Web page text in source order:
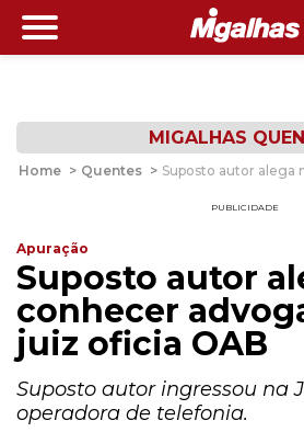
MIGALHAS
Home > Quentes > Suposto autor alega
PUBLICIDADE
Apuração
Suposto autor
conhecer
juiz oficia OAB
Suposto autor ingressou na
operadora de telefonia.